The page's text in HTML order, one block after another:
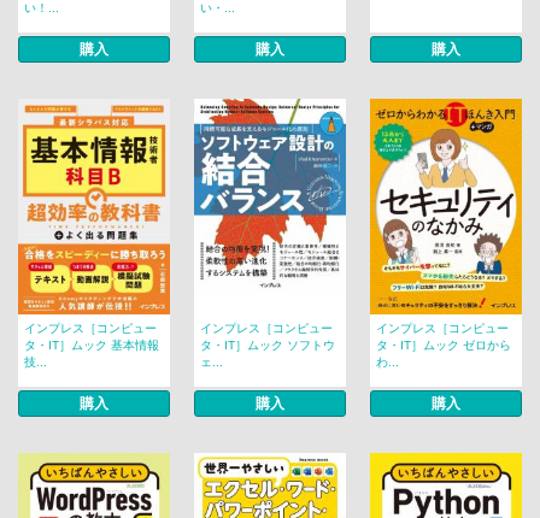
い！...
購入
い・...
購入 購入
インプレス［コンピュー
タ・IT］ムック 基本情報
技...
購入
インプレス［コンピュー
タ・IT］ムック ソフトウ
ェ...
購入
インプレス［コンピュー
タ・IT］ムック ゼロから
わ...
購入